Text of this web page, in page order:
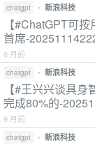
chatgpt • 新浪科技
【#ChatGPT可
首席-
8 月前
chatgpt • 新浪科技
【#王兴兴谈具
完成80%的-
9 月前
chatgpt • 新浪科技